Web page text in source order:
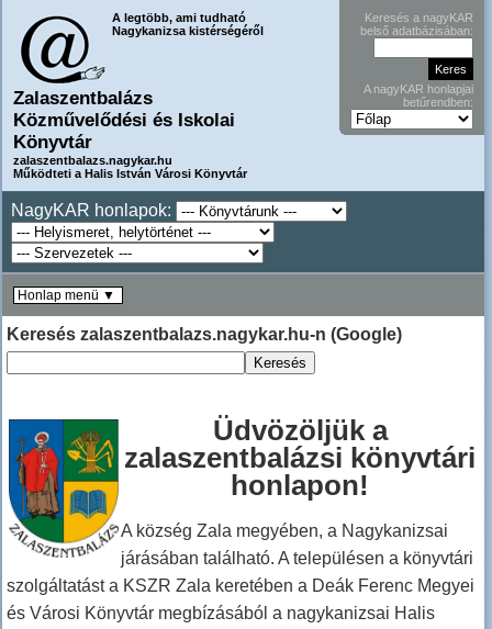
A legtöbb, ami tudható
Nagykanizsa kistérségéről
Zalaszentbalázs
Közművelődési és Iskolai
Könyvtár
zalaszentbalazs.nagykar.hu
Működteti a Halis István Városi Könyvtár
Keresés a nagyKAR
belső adatbázisában:
A nagyKAR honlapjai
betűrendben:
NagyKAR honlapok:
Keresés zalaszentbalazs.nagykar.hu-n (Google)
Üdvözöljük a
zalaszentbalázsi könyvtári
honlapon!
A község Zala megyében, a Nagykanizsai
járásában található. A településen a könyvtári
szolgáltatást a KSZR Zala keretében a Deák Ferenc Megyei
és Városi Könyvtár megbízásából a nagykanizsai Halis
Honlap menü ▼